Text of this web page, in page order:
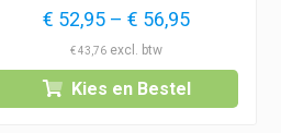
€ 52,95 – € 56,95
tot
€ 56,95
€43,76
Kies en Bestel